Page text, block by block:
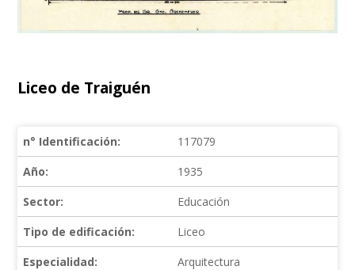
Liceo de Traiguén
n° Identificación:
117079
Año:
1935
Sector:
Educación
Tipo de edificación:
Liceo
Especialidad:
Arquitectura